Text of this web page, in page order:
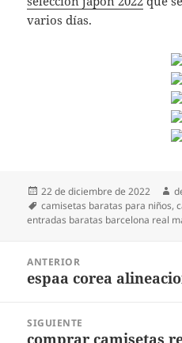
varios días.
Publicado
el
22 de diciembre de 2022
Etiquetas
camisetas baratas para niños,
entradas baratas barcelona real
entradas
ANTERIOR
Entrada
espaa corea
SIGUIENTE
Entrada
comprar camisetas